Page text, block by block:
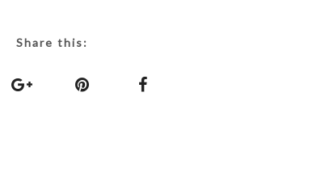
Share this: